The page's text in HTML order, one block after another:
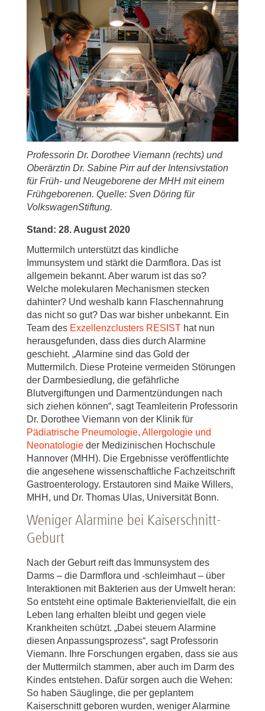
Professorin Dr. Dorothee Viemann (rechts) und
Oberärztin Dr. Sabine Pirr auf der Intensivstation
für Früh- und Neugeborene der MHH mit einem
Frühgeborenen. Quelle: Sven Döring für
VolkswagenStiftung.
Stand: 28. August 2020
Muttermilch unterstützt das kindliche
Immunsystem und stärkt die Darmflora. Das ist
allgemein bekannt. Aber warum ist das so?
Welche molekularen Mechanismen stecken
dahinter? Und weshalb kann Flaschennahrung
das nicht so gut? Das war bisher unbekannt. Ein
Team des Exzellenzclusters RESIST hat nun
herausgefunden, dass dies durch Alarmine
geschieht. „Alarmine sind das Gold der
Muttermilch. Diese Proteine vermeiden Störungen
der Darmbesiedlung, die gefährliche
Blutvergiftungen und Darmentzündungen nach
sich ziehen können“, sagt Teamleiterin Professorin
Dr. Dorothee Viemann von der Klinik für
Pädiatrische Pneumologie, Allergologie und
Neonatologie der Medizinischen Hochschule
Hannover (MHH). Die Ergebnisse veröffentlichte
die angesehene wissenschaftliche Fachzeitschrift
Gastroenterology. Erstautoren sind Maike Willers,
MHH, und Dr. Thomas Ulas, Universität Bonn.
Weniger Alarmine bei Kaiserschnitt-
Geburt
Nach der Geburt reift das Immunsystem des
Darms – die Darmflora und -schleimhaut – über
Interaktionen mit Bakterien aus der Umwelt heran:
So entsteht eine optimale Bakterienvielfalt, die ein
Leben lang erhalten bleibt und gegen viele
Krankheiten schützt. „Dabei steuern Alarmine
diesen Anpassungsprozess“, sagt Professorin
Viemann. Ihre Forschungen ergaben, dass sie aus
der Muttermilch stammen, aber auch im Darm des
Kindes entstehen. Dafür sorgen auch die Wehen:
So haben Säuglinge, die per geplantem
Kaiserschnitt geboren wurden, weniger Alarmine